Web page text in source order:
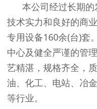
本公司经过长期的
技术实力和良好的商
专用设备160余(台)套
中心及健全严谨的管
艺精湛，规格齐全，
油、化工、电站、冶
等行业。